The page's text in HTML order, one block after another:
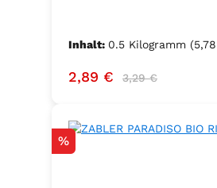
Inhalt: 0.5 Kilogramm
Verkaufspreis:
2,89 € Regulärer Preis:
3,29 €
Rabatt
%